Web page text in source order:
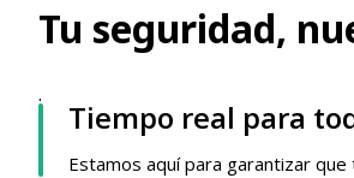
Tu seguridad,
.
Tiempo real para
Estamos aquí para garantizar